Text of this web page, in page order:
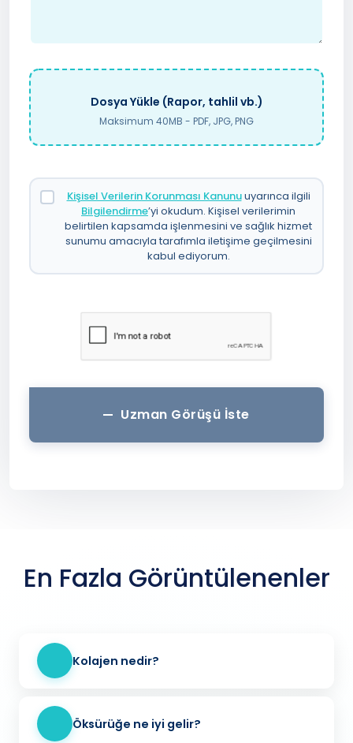
Dosya Yükle (Rapor, tahlil vb.)
Maksimum 40MB - PDF, JPG, PNG
Kişisel Verilerin Korunması Kanunuuyarınca ilgili
Bilgilendirme’yi okudum. Kişisel verilerimin
belirtilen kapsamda işlenmesini ve sağlık hizmet
sunumu amacıyla tarafımla iletişime geçilmesini
kabul ediyorum.
Uzman Görüşü İste
En Fazla Görüntülenenler
Kolajen nedir?
Öksürüğe ne iyi gelir?